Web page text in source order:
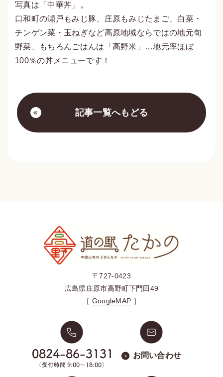
写真は「中華丼」。
口和町の瀬戸もみじ豚、庄原もみじたまご、白菜・
チンゲン菜・玉ねぎなど高原地域ならではの地元旬
野菜、もちろんごはんは「高野米」…地元率ほぼ
100％の丼メニューです！
記事一覧へもどる
〒727-0423
広島県庄原市高野町下門田49
［ GoogleMAP ］
お問い合わせ